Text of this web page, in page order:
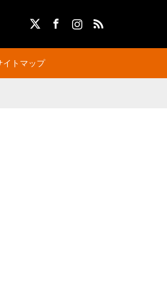
イトマップ